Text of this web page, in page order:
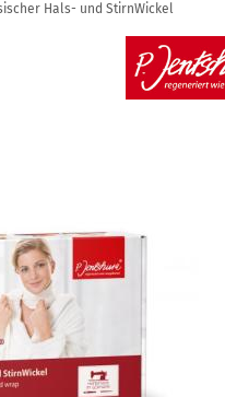
Hals- und StirnWickel